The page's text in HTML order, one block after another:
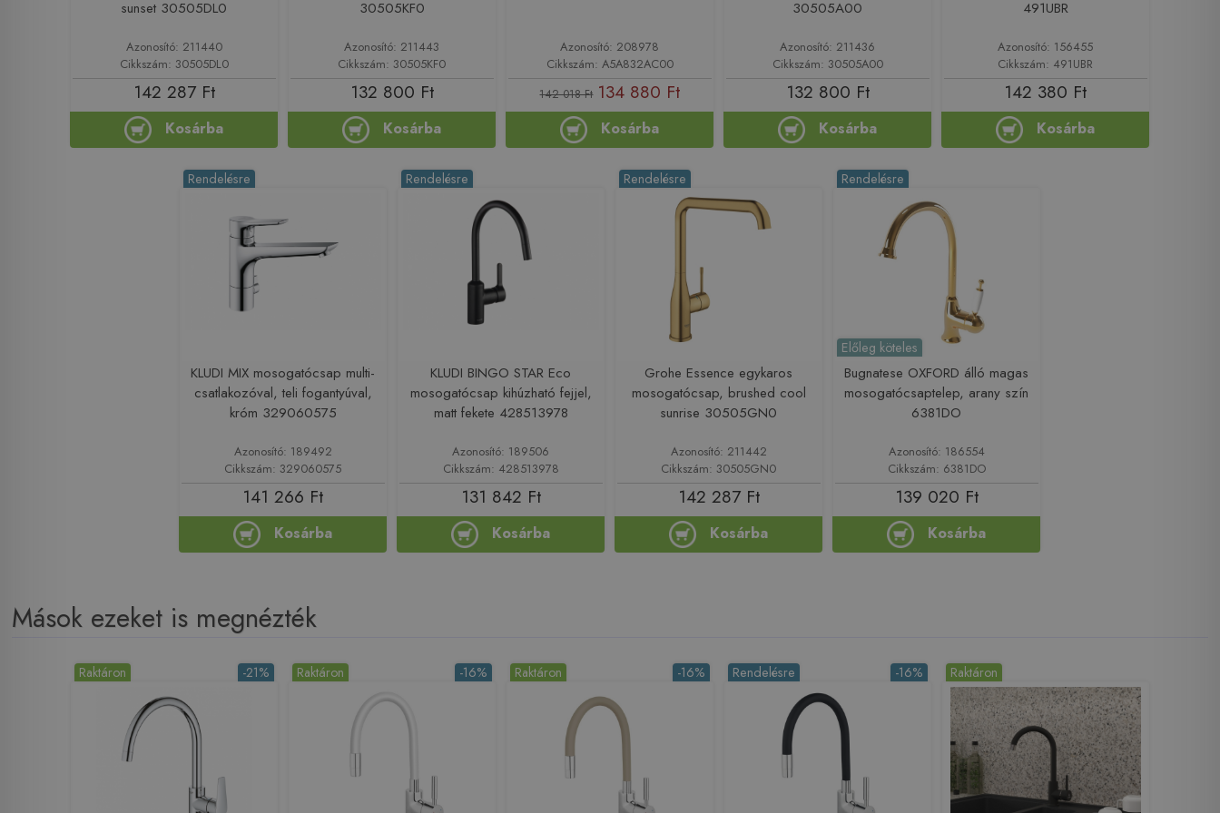
sunset 30505DL0
Azonosító: 211440
Cikkszám: 30505DL0
142 287 Ft
Kosárba
30505KF0
Azonosító: 211443
Cikkszám: 30505KF0
132 800 Ft
Kosárba
Azonosító: 208978
Cikkszám: A5A832AC00
142 018 Ft 134 880 Ft
Kosárba
30505A00
Azonosító: 211436
Cikkszám: 30505A00
132 800 Ft
Kosárba
491UBR
Azonosító: 156455
Cikkszám: 491UBR
142 380 Ft
Kosárba
Rendelésre
KLUDI MIX mosogatócsap multi-
csatlakozóval, teli fogantyúval,
króm 329060575
Azonosító: 189492
Cikkszám: 329060575
141 266 Ft
Kosárba
Rendelésre
KLUDI BINGO STAR Eco
mosogatócsap kihúzható fejjel,
matt fekete 428513978
Azonosító: 189506
Cikkszám: 428513978
131 842 Ft
Kosárba
Rendelésre
Grohe Essence egykaros
mosogatócsap, brushed cool
sunrise 30505GN0
Azonosító: 211442
Cikkszám: 30505GN0
142 287 Ft
Kosárba
Rendelésre
Előleg köteles
Bugnatese OXFORD álló magas
mosogatócsaptelep, arany szín
6381DO
Azonosító: 186554
Cikkszám: 6381DO
139 020 Ft
Kosárba
Mások ezeket is megnézték
-21%
Raktáron -16%
Raktáron -16%
Raktáron -16%
Rendelésre Raktáron